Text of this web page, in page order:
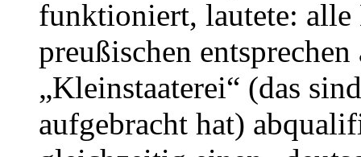
funktioniert, lautete:
preußischen
„Kleinstaaterei“ (das
aufgebracht hat)